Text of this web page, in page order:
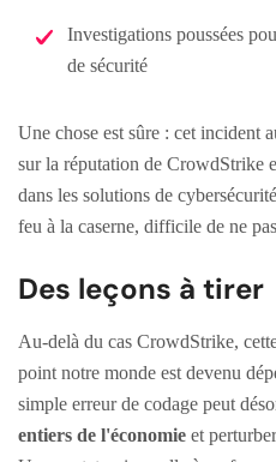
Investigations poussées
de sécurité
Une chose est sûre : cet incident
sur la réputation de CrowdStrike
dans les solutions de
feu à la caserne, difficile de ne
Des leçons à tirer
Au-delà du cas CrowdStrike,
point notre monde est devenu
simple erreur de codage peut
entiers de l'économie et